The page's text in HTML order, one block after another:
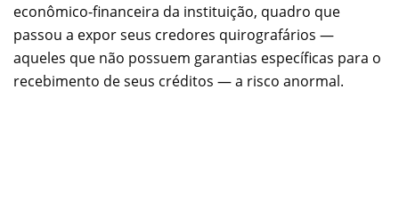
econômico-financeira da instituição, quadro que
passou a expor seus credores quirografários —
aqueles que não possuem garantias específicas para o
recebimento de seus créditos — a risco anormal.